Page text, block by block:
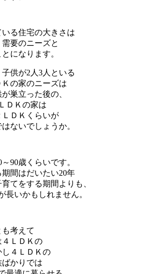
る住宅の大きさは
要のニーズと
になります。
供が2人3人といる
の家のニーズは
巣立った後の、
ＤＫの家は
ＤＫくらいが
ないでしょうか。
90歳くらいです。
間はだいたい20年
てをする期間よりも、
長いかもしれません。
考えて
ＬＤＫの
４ＬＤＫの
かりでは